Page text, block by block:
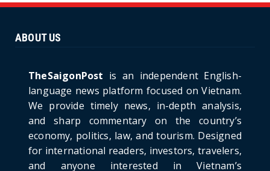
Ninh Bride Re-enacts...
Project: An Analysi...
June 21, 2026
HOTNEWS
Detailed Analysis of the Cooling-off Period
Law in Timeshare...
June 21, 2026
HOTNEWS
ABOUT US
TheSaigonPost is an independent English-
language news platform focused on Vietnam.
We provide timely news, in-depth analysis,
and sharp commentary on the country’s
economy, politics, law, and tourism. Designed
for international readers, investors, travelers,
and anyone interested in Vietnam’s